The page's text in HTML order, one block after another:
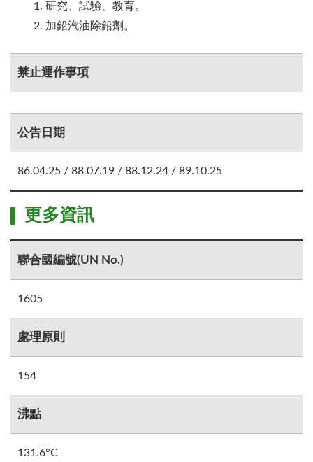
研究、試驗、教育。
加鉛汽油除鉛劑。
禁止運作事項
公告日期
86.04.25 / 88.07.19 / 88.12.24 / 89.10.25
更多資訊
聯合國編號(UN No.)
1605
處理原則
154
沸點
131.6°C